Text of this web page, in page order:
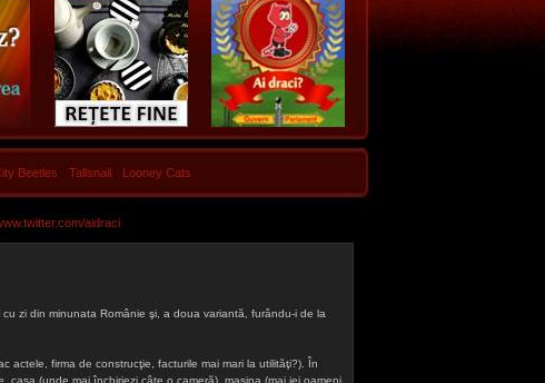
Beetles Tallsnail Looney Cats
aidraci
zi din minunata Românie şi, a doua variantă, furându-i de la
actele, firma de construcţie, facturile mai mari la utilităţi?). În
(unde mai închiriezi câte o cameră), maşina (mai iei oameni